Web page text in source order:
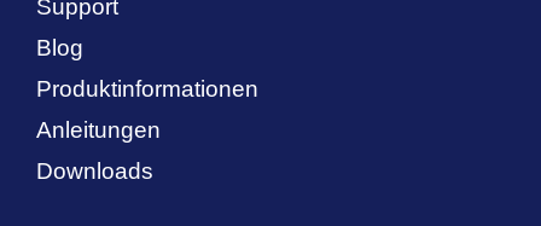
Support
Blog
Produktinformationen
Anleitungen
Downloads